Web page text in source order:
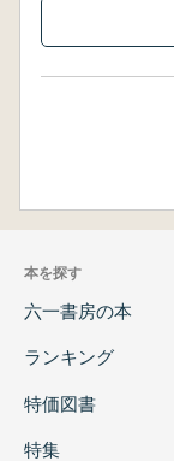
本を探す
六一書房の本
ランキング
特価図書
特集